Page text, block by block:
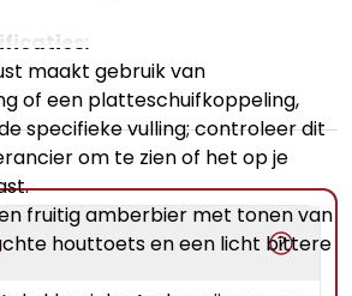
maakt gebruik van
of een platteschuifkoppeling,
specifieke vulling; controleer dit
om te zien of het op je
fruitig amberbier met tonen van
houttoets en een licht bittere